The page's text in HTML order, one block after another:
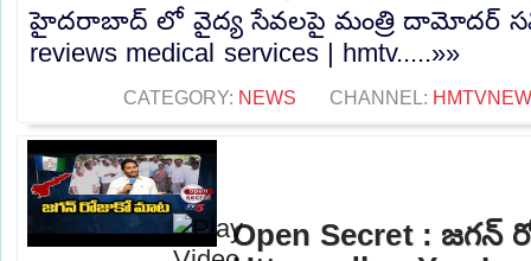
హైదరాబాద్ లో వైద్య సేవలపై మంత్రి దామోదర్
reviews medical services | hmtv.....»»
CATEGORY: NEWS CHANNEL:
Open Secret :